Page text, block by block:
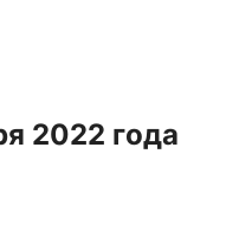
2022 года